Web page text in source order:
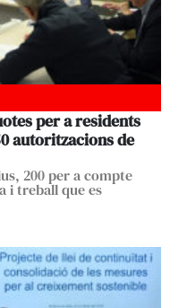
per a residents
autoritzacions de
200 per a compte
i treball que es